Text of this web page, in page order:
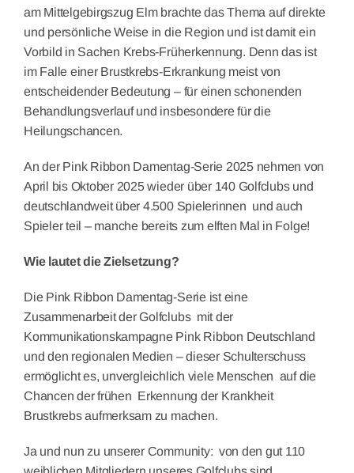
am Mittelgebirgszug Elm brachte das Thema auf direkte
und persönliche Weise in die Region und ist damit ein
Vorbild in Sachen Krebs-Früherkennung. Denn das ist
im Falle einer Brustkrebs-Erkrankung meist von
entscheidender Bedeutung – für einen schonenden
Behandlungsverlauf und insbesondere für die
Heilungschancen.
An der Pink Ribbon Damentag-Serie 2025 nehmen von
April bis Oktober 2025 wieder über 140 Golfclubs und
deutschlandweit über 4.500 Spielerinnen und auch
Spieler teil – manche bereits zum elften Mal in Folge!
Wie lautet die Zielsetzung?
Die Pink Ribbon Damentag-Serie ist eine
Zusammenarbeit der Golfclubs mit der
Kommunikationskampagne Pink Ribbon Deutschland
und den regionalen Medien – dieser Schulterschuss
ermöglicht es, unvergleichlich viele Menschen auf die
Chancen der frühen Erkennung der Krankheit
Brustkrebs aufmerksam zu machen.
Ja und nun zu unserer Community: von den gut 110